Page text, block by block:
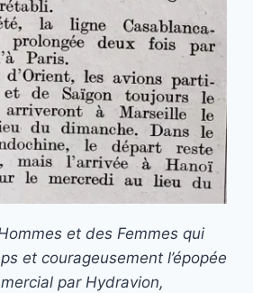
et des Femmes qui
et courageusement l’épopée
par Hydravion,